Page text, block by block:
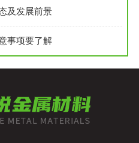
及发展前景
事项要了解